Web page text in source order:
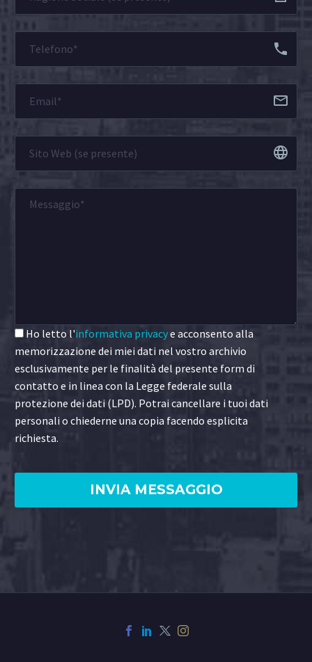
Ho letto l'informativa privacye acconsento alla
memorizzazione dei miei dati nel vostro archivio
esclusivamente per le finalità del presente form di
contatto e in linea con la Legge federale sulla
protezione dei dati (LPD). Potrai cancellare i tuoi dati
personali o chiederne una copia facendo esplicita
richiesta.